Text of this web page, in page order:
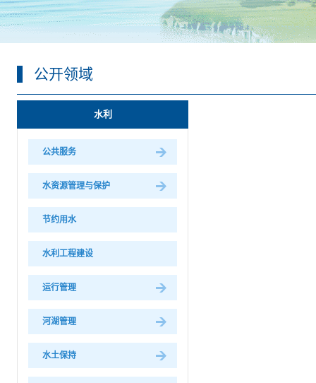
公开领域
水利
公共服务
水资源管理与保护
节约用水
水利工程建设
运行管理
河湖管理
水土保持